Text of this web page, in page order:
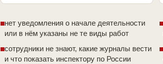
нет уведомления о начале деятельности
или в нём указаны не те виды работ
сотрудники не знают, какие журналы вести
и что показать инспектору по России